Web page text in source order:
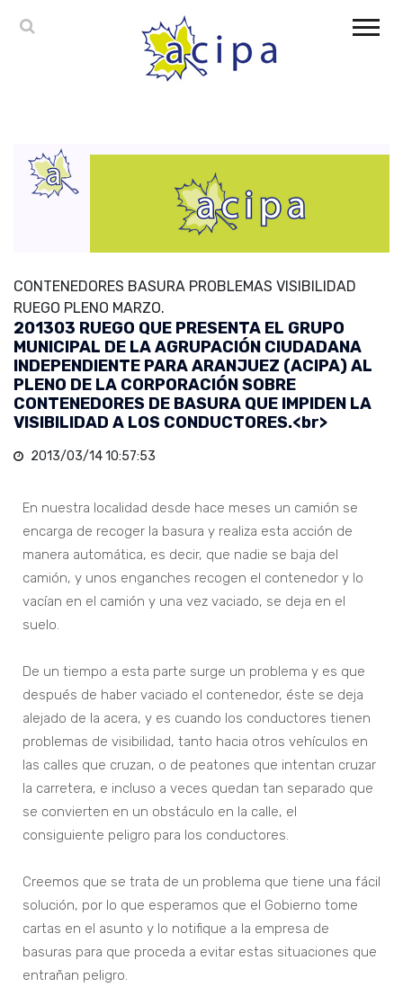
CONTENEDORES BASURA PROBLEMAS VISIBILIDAD
RUEGO PLENO MARZO.
201303 RUEGO QUE PRESENTA EL GRUPO
MUNICIPAL DE LA AGRUPACIÓN CIUDADANA
INDEPENDIENTE PARA ARANJUEZ (ACIPA) AL
PLENO DE LA CORPORACIÓN SOBRE
CONTENEDORES DE BASURA QUE IMPIDEN LA
VISIBILIDAD A LOS CONDUCTORES.<br>
2013/03/14 10:57:53
En nuestra localidad desde hace meses un camión se
encarga de recoger la basura y realiza esta acción de
manera automática, es decir, que nadie se baja del
camión, y unos enganches recogen el contenedor y lo
vacían en el camión y una vez vaciado, se deja en el
suelo.
De un tiempo a esta parte surge un problema y es que
después de haber vaciado el contenedor, éste se deja
alejado de la acera, y es cuando los conductores tienen
problemas de visibilidad, tanto hacia otros vehículos en
las calles que cruzan, o de peatones que intentan cruzar
la carretera, e incluso a veces quedan tan separado que
se convierten en un obstáculo en la calle, el
consiguiente peligro para los conductores.
Creemos que se trata de un problema que tiene una fácil
solución, por lo que esperamos que el Gobierno tome
cartas en el asunto y lo notifique a la empresa de
basuras para que proceda a evitar estas situaciones que
entrañan peligro.